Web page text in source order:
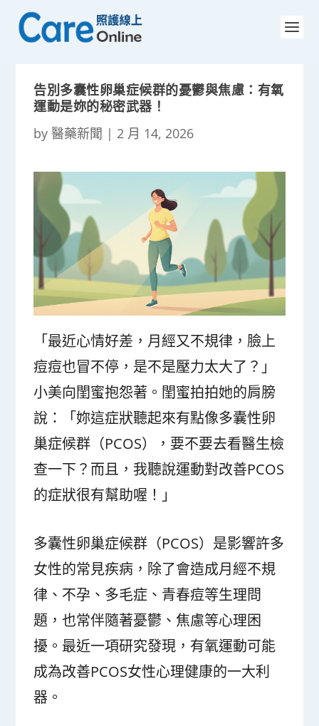
告別多囊性卵巢症候群的憂鬱與焦慮：有氧
運動是妳的秘密武器！
by 醫藥新聞 | 2 月 14, 2026
「最近心情好差，月經又不規律，臉上
痘痘也冒不停，是不是壓力太大了？」
小美向閨蜜抱怨著。閨蜜拍拍她的肩膀
說：「妳這症狀聽起來有點像多囊性卵
巢症候群（PCOS），要不要去看醫生檢
查一下？而且，我聽說運動對改善PCOS
的症狀很有幫助喔！」
多囊性卵巢症候群（PCOS）是影響許多
女性的常見疾病，除了會造成月經不規
律、不孕、多毛症、青春痘等生理問
題，也常伴隨著憂鬱、焦慮等心理困
擾。最近一項研究發現，有氧運動可能
成為改善PCOS女性心理健康的一大利
器。